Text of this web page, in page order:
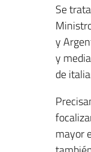
Se
y
y
de
mayor